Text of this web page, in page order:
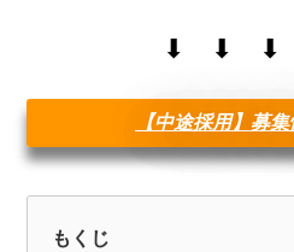
⬇︎ ⬇︎ ⬇︎
【中途採用】募
もくじ